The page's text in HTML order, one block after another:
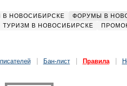
В НОВОСИБИРСКЕ ФОРУМЫ В
ТУРИЗМ В НОВОСИБИРСКЕ
Бан-лист Правила